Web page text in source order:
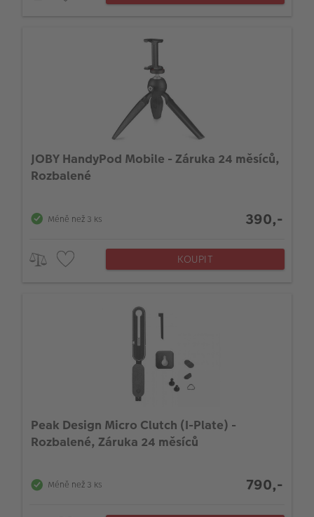
JOBY HandyPod Mobile - Záruka 24 měsíců,
Rozbalené
Méně než 3 ks 390,-
KOUPIT
Peak Design Micro Clutch (I-Plate) -
Rozbalené, Záruka 24 měsíců
Méně než 3 ks 790,-